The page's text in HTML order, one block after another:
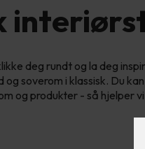
deg rundt og la deg
og soverom i klassisk. Du
og produkter - så hjelper